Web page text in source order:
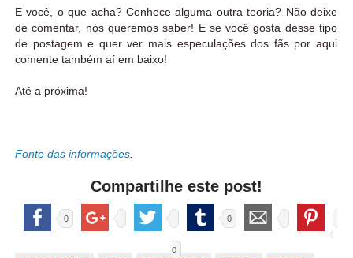
E você, o que acha? Conhece alguma outra teoria? Não deixe
de comentar, nós queremos saber! E se você gosta desse tipo
de postagem e quer ver mais especulações dos fãs por aqui
comente também aí em baixo!
Até a próxima!
Fonte das informações
Compartilhe este post!
0 0
0